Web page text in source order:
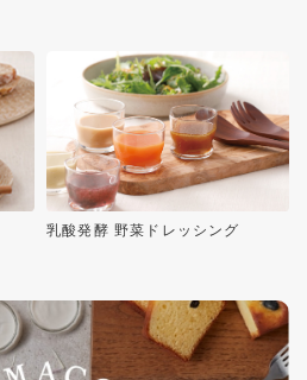
乳酸発酵 野菜ドレッシング